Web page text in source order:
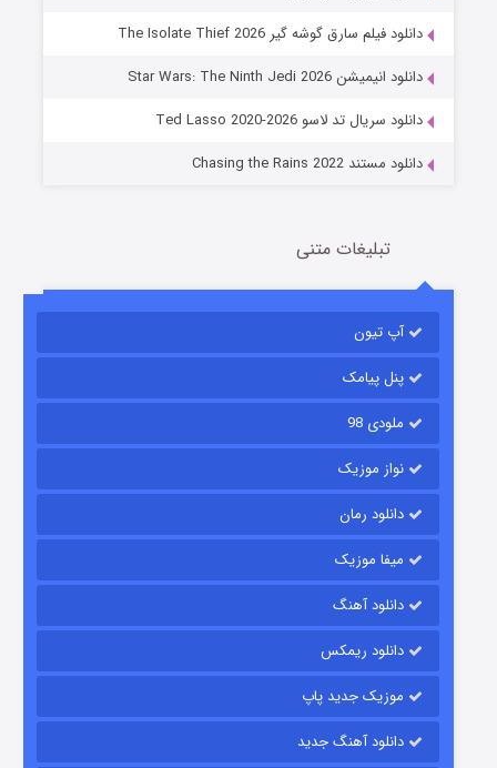
جادوگری در مغولستان
قسمت 14 (زیرنویس) منتشر شد
رویایی برای تو
قسمت
دانلود فیلم سارق گوشه گیر The Isolate Thief 2026
دانلود انیمیشن Star Wars: The Ninth Jedi 2026
دانلود سریال تد لاسو Ted Lasso 2020-2026
دانلود مستند Chasing the Rains 2022
تبلیغات متنی
آپ تیون
پنل پیامک
ملودی 98
نواز موزیک
دانلود رمان
میفا موزیک
دانلود آهنگ
دانلود ریمکس
موزیک جدید پاپ
دانلود آهنگ جدید